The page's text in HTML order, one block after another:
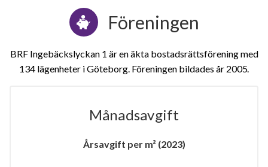
Föreningen
BRF Ingebäckslyckan 1 är en äkta bostadsrättsförening med
134 lägenheter i Göteborg. Föreningen bildades år 2005
Månadsavgift
Årsavgift per m² (2023)